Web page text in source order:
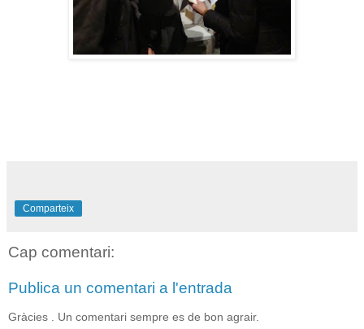
Comparteix
Cap comentari:
Publica un comentari a l'entrada
Gràcies . Un comentari sempre es de bon agrair.